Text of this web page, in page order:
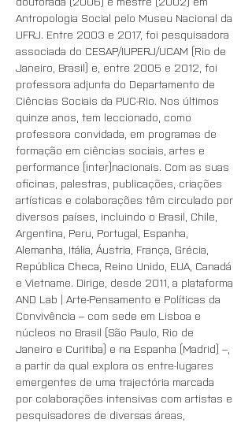
Antropologia Social pelo Museu Nacional da
UFRJ. Entre 2003 e 2017, foi pesquisadora
associada do CESAP/IUPERJ/UCAM (Rio de
Janeiro, Brasil) e, entre 2005 e 2012, foi
professora adjunta do Departamento de
Ciências Sociais da PUC-Rio. Nos últimos
quinze anos, tem leccionado, como
professora convidada, em programas de
formação em ciências sociais, artes e
performance (inter)nacionais. Com as suas
oficinas, palestras, publicações, criações
artísticas e colaborações têm circulado por
diversos países, incluindo o Brasil, Chile,
Argentina, Peru, Portugal, Espanha,
Alemanha, Itália, Áustria, França, Grécia,
República Checa, Reino Unido, EUA, Canadá
e Vietname. Dirige, desde 2011, a plataforma
AND Lab | Arte-Pensamento e Políticas da
Convivência – com sede em Lisboa e
núcleos no Brasil (São Paulo, Rio de
Janeiro e Curitiba) e na Espanha (Madrid) –,
a partir da qual explora os entre-lugares
emergentes de uma trajectória marcada
por colaborações intensivas com artistas e
pesquisadores de diversas áreas,